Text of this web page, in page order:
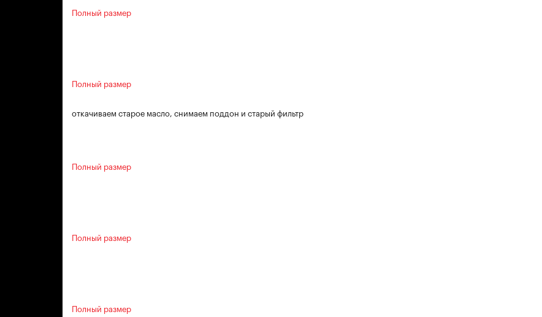
Полный размер
Полный размер
откачиваем старое масло, снимаем поддон и старый фильтр
Полный размер
Полный размер
Полный размер